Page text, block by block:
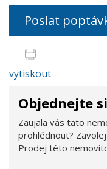
Poslat
vytiskout
Objednejte
Zaujala vás tato
prohlédnout?
Prodej této